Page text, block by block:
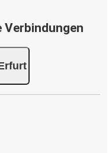
Verbindungen